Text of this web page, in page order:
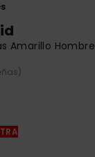
a
las preguntas
Amarillo Hombre